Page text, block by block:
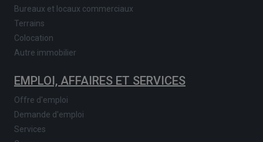
Bureaux et locaux commerciaux
Terrains
Colocation
Autre immobilier
EMPLOI, AFFAIRES ET SERVICES
Offre d'emploi
Demande d'emploi
Services